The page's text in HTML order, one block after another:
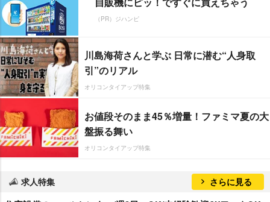
（PR）ジハンピ
川島海荷さんと学ぶ 日常に潜む“人身取
引”のリアル
オリコンタイアップ特集
お値段そのまま45％増量！ファミマ夏の大
盤振る舞い
オリコンタイアップ特集
求人特集 さらに見る